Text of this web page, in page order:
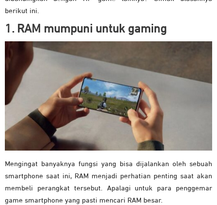
berikut ini.
1. RAM mumpuni untuk gaming
Mengingat banyaknya fungsi yang bisa dijalankan oleh sebuah
smartphone saat ini, RAM menjadi perhatian penting saat akan
membeli perangkat tersebut. Apalagi untuk para penggemar
game smartphone yang pasti mencari RAM besar.